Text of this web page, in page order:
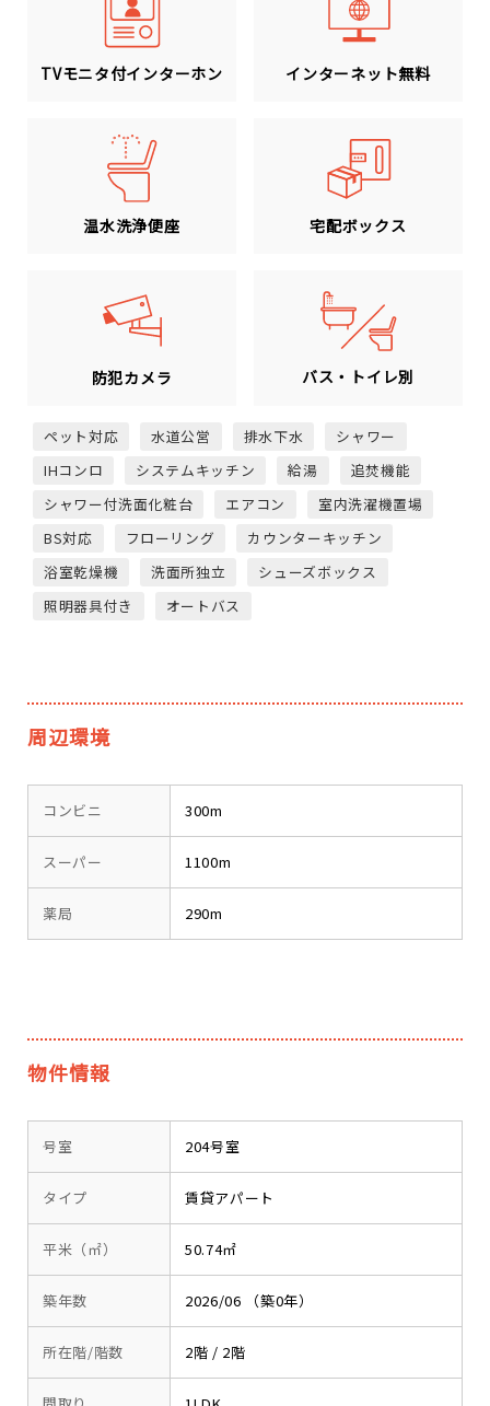
TVモニタ付インターホン インターネット無料
温水洗浄便座 宅配ボックス
防犯カメラ バス・トイレ別
ペット対応 水道公営 排水下水
シャワー
IHコンロ
システムキッチン 給湯
追焚機能
シャワー付洗面化粧台
エアコン
室内洗濯機置場
BS対応
フローリング
カウンターキッチン
浴室乾燥機
洗面所独立
シューズボックス
照明器具付き
オートバス
周辺環境
コンビニ 300m
スーパー 1100m
薬局 290m
物件情報
号室 204号室
タイプ 賃貸アパート
平米（㎡） 50.74㎡
築年数 2026/06 （築0年）
所在階/階数 2階 / 2階